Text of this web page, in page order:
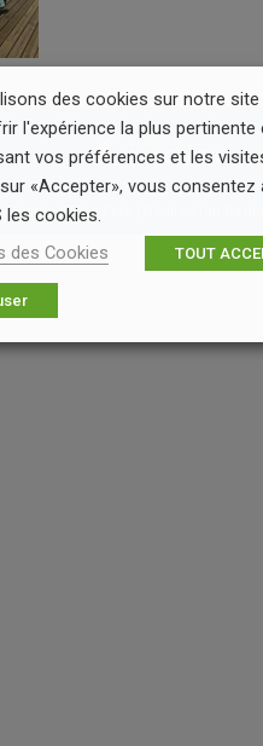
Footer Menu
Wake Park | Réalisation
des cookies sur notre site
l'expérience la plus pertinente
vos préférences et les
«Accepter», vous consentez
les cookies.
des Cookies
TOUT